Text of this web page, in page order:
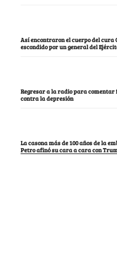
Así encontraron el cuerpo del cura
escondido por un general del
Regresar a la radio para
contra la depresión
La casona más de 100 años de la
Petro afinó su cara a cara con